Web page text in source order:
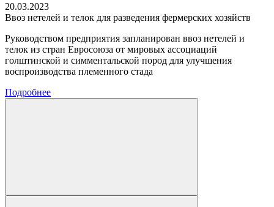
20.03.2023
Ввоз нетелей и телок для разведения фермерских хозяйств
Руководством предприятия запланирован ввоз нетелей и
телок из стран Евросоюза от мировых ассоциаций
голштинской и симментальской пород для улучшения
воспроизводства племенного стада
Подробнее